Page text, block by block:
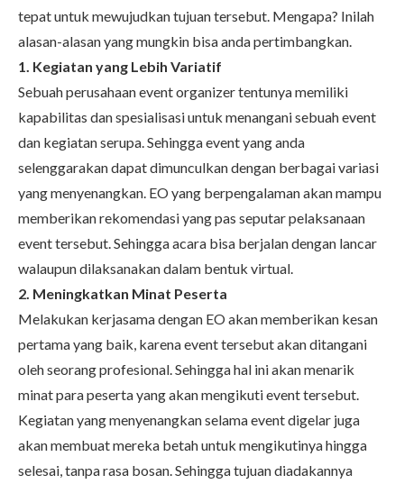
tepat untuk mewujudkan tujuan tersebut. Mengapa? Inilah
alasan-alasan yang mungkin bisa anda pertimbangkan.
1. Kegiatan yang Lebih Variatif
Sebuah perusahaan event organizer tentunya memiliki
kapabilitas dan spesialisasi untuk menangani sebuah event
dan kegiatan serupa. Sehingga event yang anda
selenggarakan dapat dimunculkan dengan berbagai variasi
yang menyenangkan. EO yang berpengalaman akan mampu
memberikan rekomendasi yang pas seputar pelaksanaan
event tersebut. Sehingga acara bisa berjalan dengan lancar
walaupun dilaksanakan dalam bentuk virtual.
2. Meningkatkan Minat Peserta
Melakukan kerjasama dengan EO akan memberikan kesan
pertama yang baik, karena event tersebut akan ditangani
oleh seorang profesional. Sehingga hal ini akan menarik
minat para peserta yang akan mengikuti event tersebut.
Kegiatan yang menyenangkan selama event digelar juga
akan membuat mereka betah untuk mengikutinya hingga
selesai, tanpa rasa bosan. Sehingga tujuan diadakannya